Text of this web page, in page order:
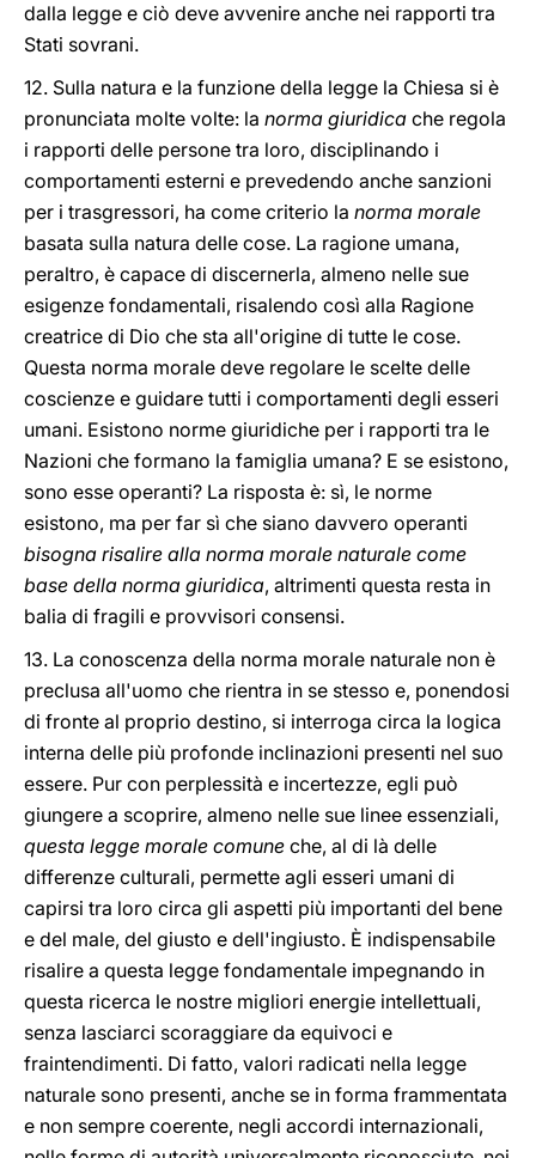
dalla legge e ciò deve avvenire anche nei rapporti tra
Stati sovrani.
12. Sulla natura e la funzione della legge la Chiesa si è
pronunciata molte volte: la norma giuridica che regola
i rapporti delle persone tra loro, disciplinando i
comportamenti esterni e prevedendo anche sanzioni
per i trasgressori, ha come criterio la norma morale
basata sulla natura delle cose. La ragione umana,
peraltro, è capace di discernerla, almeno nelle sue
esigenze fondamentali, risalendo così alla Ragione
creatrice di Dio che sta all'origine di tutte le cose.
Questa norma morale deve regolare le scelte delle
coscienze e guidare tutti i comportamenti degli esseri
umani. Esistono norme giuridiche per i rapporti tra le
Nazioni che formano la famiglia umana? E se esistono,
sono esse operanti? La risposta è: sì, le norme
esistono, ma per far sì che siano davvero operanti
bisogna risalire alla norma morale naturale come
base della norma giuridica, altrimenti questa resta in
balia di fragili e provvisori consensi.
13. La conoscenza della norma morale naturale non è
preclusa all'uomo che rientra in se stesso e, ponendosi
di fronte al proprio destino, si interroga circa la logica
interna delle più profonde inclinazioni presenti nel suo
essere. Pur con perplessità e incertezze, egli può
giungere a scoprire, almeno nelle sue linee essenziali,
questa legge morale comune che, al di là delle
differenze culturali, permette agli esseri umani di
capirsi tra loro circa gli aspetti più importanti del bene
e del male, del giusto e dell'ingiusto. È indispensabile
risalire a questa legge fondamentale impegnando in
questa ricerca le nostre migliori energie intellettuali,
senza lasciarci scoraggiare da equivoci e
fraintendimenti. Di fatto, valori radicati nella legge
naturale sono presenti, anche se in forma frammentata
e non sempre coerente, negli accordi internazionali,